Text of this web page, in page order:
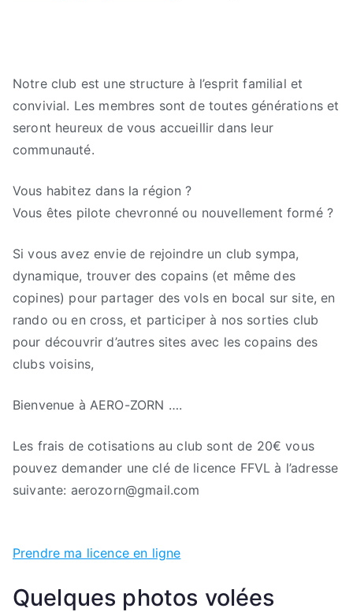
Notre club est une structure à l’esprit familial et
convivial. Les membres sont de toutes générations et
seront heureux de vous accueillir dans leur
communauté.
Vous habitez dans la région ?
Vous êtes pilote chevronné ou nouvellement formé ?
Si vous avez envie de rejoindre un club sympa,
dynamique, trouver des copains (et même des
copines) pour partager des vols en bocal sur site, en
rando ou en cross, et participer à nos sorties club
pour découvrir d’autres sites avec les copains des
clubs voisins,
Bienvenue à AERO-ZORN ….
Les frais de cotisations au club sont de 20€ vous
pouvez demander une clé de licence FFVL à l’adresse
suivante: aerozorn@gmail.com
Prendre ma licence en ligne
Quelques photos volées